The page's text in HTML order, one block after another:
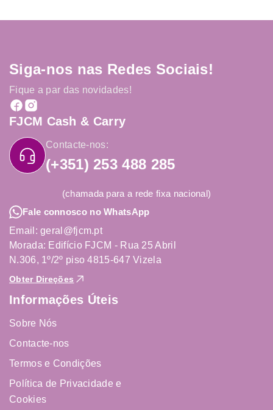
Siga-nos nas Redes Sociais!
Fique a par das novidades!
FJCM Cash & Carry
Contacte-nos:
(+351) 253 488 285
(chamada para a rede fixa nacional)
Fale connosco no WhatsApp
Email: geral@fjcm.pt
Morada: Edifício FJCM - Rua 25 Abril
N.306, 1º/2º piso 4815-647 Vizela
Obter Direções
Informações Úteis
Sobre Nós
Contacte-nos
Termos e Condições
Política de Privacidade e
Cookies